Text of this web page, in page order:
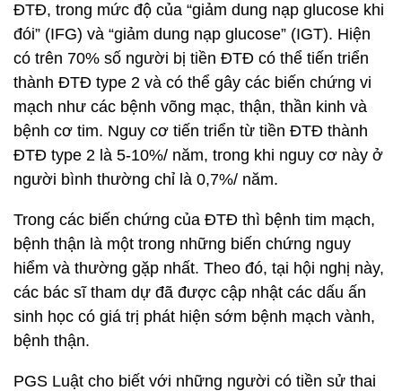
ĐTĐ, trong mức độ của “giảm dung nạp glucose khi
đói” (IFG) và “giảm dung nạp glucose” (IGT). Hiện
có trên 70% số người bị tiền ĐTĐ có thể tiến triển
thành ĐTĐ type 2 và có thể gây các biến chứng vi
mạch như các bệnh võng mạc, thận, thần kinh và
bệnh cơ tim. Nguy cơ tiến triển từ tiền ĐTĐ thành
ĐTĐ type 2 là 5-10%/ năm, trong khi nguy cơ này ở
người bình thường chỉ là 0,7%/ năm.
Trong các biến chứng của ĐTĐ thì bệnh tim mạch,
bệnh thận là một trong những biến chứng nguy
hiểm và thường gặp nhất. Theo đó, tại hội nghị này,
các bác sĩ tham dự đã được cập nhật các dấu ấn
sinh học có giá trị phát hiện sớm bệnh mạch vành,
bệnh thận.
PGS Luật cho biết với những người có tiền sử thai